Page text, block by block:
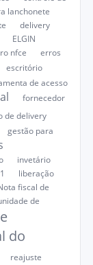
lanchonete
delivery
ELGIN
nfce
erros
escritório
de acesso
fornecedor
de delivery
gestão para
invetário
liberação
fiscal de
de
do
reajuste